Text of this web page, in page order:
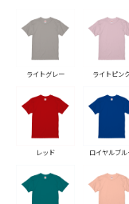
ライトグレー ライトピン
レッド ロイヤルブル